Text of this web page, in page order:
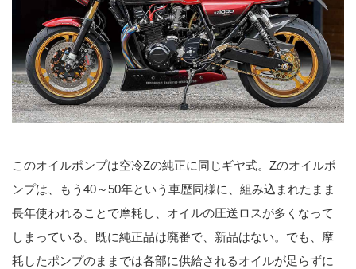
このオイルポンプは空冷Zの純正に同じギヤ式。Zのオイルポ
ンプは、もう40～50年という車歴同様に、組み込まれたまま
長年使われることで摩耗し、オイルの圧送ロスが多くなって
しまっている。既に純正品は廃番で、新品はない。でも、摩
耗したポンプのままでは各部に供給されるオイルが足らずに